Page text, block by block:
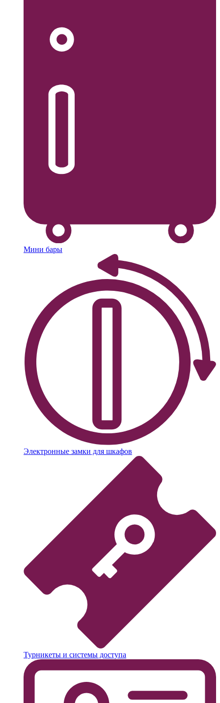
Мини бары
Электронные замки для шкафов
Турникеты и системы доступа